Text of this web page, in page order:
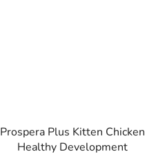
Prospera Plus Kitten Chicken
Healthy Development